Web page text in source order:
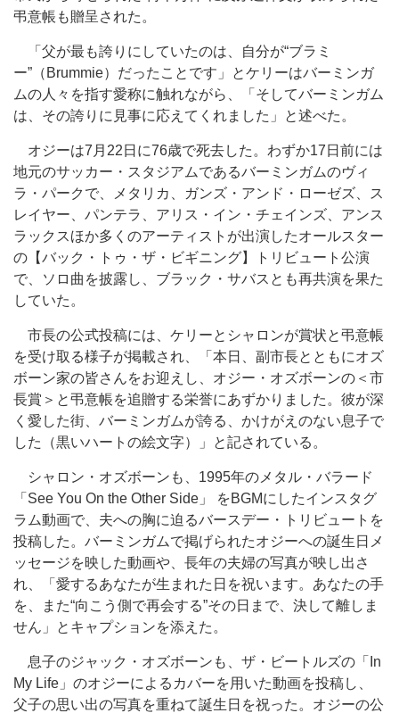
弔意帳も贈呈された。
「父が最も誇りにしていたのは、自分が“ブラミ
ー”（Brummie）だったことです」とケリーはバーミンガ
ムの人々を指す愛称に触れながら、「そしてバーミンガム
は、その誇りに見事に応えてくれました」と述べた。
オジーは7月22日に76歳で死去した。わずか17日前には
地元のサッカー・スタジアムであるバーミンガムのヴィ
ラ・パークで、メタリカ、ガンズ・アンド・ローゼズ、ス
レイヤー、パンテラ、アリス・イン・チェインズ、アンス
ラックスほか多くのアーティストが出演したオールスター
の【バック・トゥ・ザ・ビギニング】トリビュート公演
で、ソロ曲を披露し、ブラック・サバスとも再共演を果た
していた。
市長の公式投稿には、ケリーとシャロンが賞状と弔意帳
を受け取る様子が掲載され、「本日、副市長とともにオズ
ボーン家の皆さんをお迎えし、オジー・オズボーンの＜市
長賞＞と弔意帳を追贈する栄誉にあずかりました。彼が深
く愛した街、バーミンガムが誇る、かけがえのない息子で
した（黒いハートの絵文字）」と記されている。
シャロン・オズボーンも、1995年のメタル・バラード
「See You On the Other Side」 をBGMにしたインスタグ
ラム動画で、夫への胸に迫るバースデー・トリビュートを
投稿した。バーミンガムで掲げられたオジーへの誕生日メ
ッセージを映した動画や、長年の夫婦の写真が映し出さ
れ、「愛するあなたが生まれた日を祝います。あなたの手
を、また“向こう側で再会する”その日まで、決して離しま
せん」とキャプションを添えた。
息子のジャック・オズボーンも、ザ・ビートルズの「In
My Life」のオジーによるカバーを用いた動画を投稿し、
父子の思い出の写真を重ねて誕生日を祝った。オジーの公